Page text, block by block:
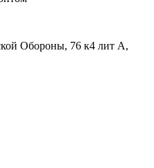
Обороны, 76 к4 лит А,